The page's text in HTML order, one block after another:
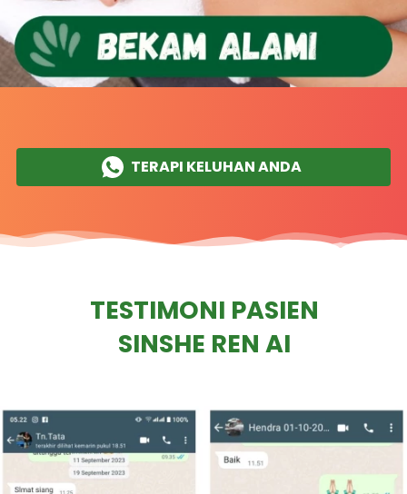
` TERAPI KELUHAN ANDA
TESTIMONI PASIEN
SINSHE REN AI